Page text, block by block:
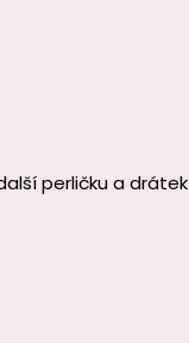
perličku a drátek